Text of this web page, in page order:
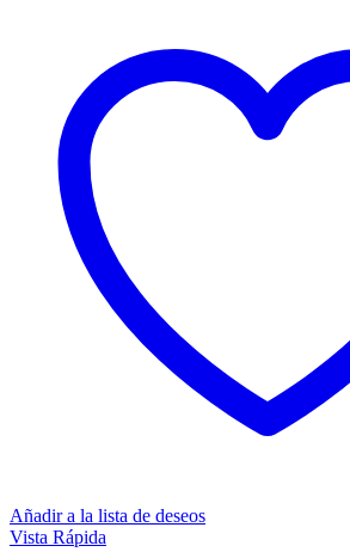
Añadir a la lista de deseos
Vista Rápida